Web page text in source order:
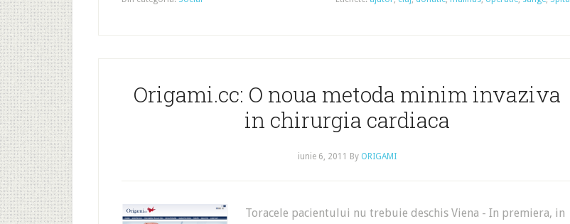
Origami.cc: O noua metoda minim invaziva
in chirurgia cardiaca
iunie 6, 2011 By ORIGAMI
Toracele pacientului nu trebuie deschis Viena - In premiera, in